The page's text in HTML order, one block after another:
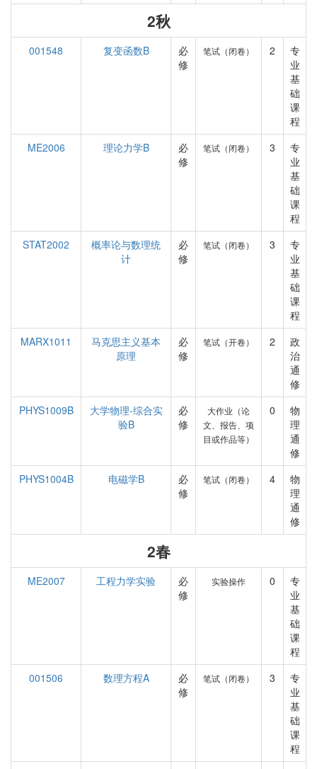
2秋
001548 复变函数B
必
修
笔试（闭卷） 2
专
业
基
础
课
程
ME2006
理论力学B
必
修
笔试（闭卷） 3
专
业
基
础
课
程
STAT2002
概率论与数理统
计
必
修
笔试（闭卷） 3
专
业
基
础
课
程
MARX1011
马克思主义基本
原理
必
修
笔试（开卷） 2
政
治
通
修
PHYS1009B
大学物理-综合实
验B
必
修
大作业（论
文、报告、项
目或作品等）
0
物
理
通
修
PHYS1004B
电磁学B
必
修
笔试（闭卷） 4
物
理
通
修
2春
ME2007 工程力学实验
必
修
实验操作 0
专
业
基
础
课
程
001506
数理方程A
必
修
笔试（闭卷） 3
专
业
基
础
课
程